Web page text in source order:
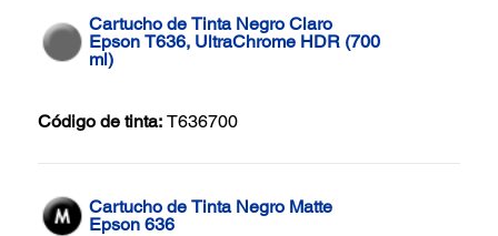
Cartucho de Tinta Negro Claro
Epson T636, UltraChrome HDR (700
ml)
Código de tinta: T636700
Cartucho de Tinta Negro Matte
Epson 636